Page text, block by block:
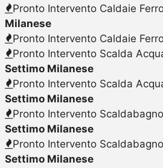
Pronto Intervento Caldaie
Milanese
Pronto Intervento Caldaie
Pronto Intervento Scalda
Settimo Milanese
Pronto Intervento Scalda
Settimo Milanese
Pronto Intervento
Settimo Milanese
Pronto Intervento
Settimo Milanese